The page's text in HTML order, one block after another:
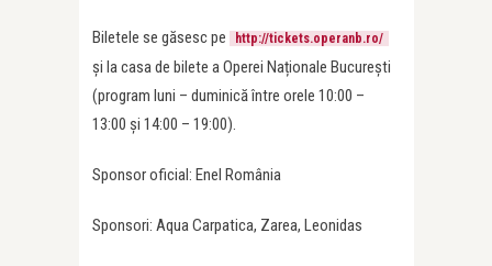
Biletele se găsesc pe http://tickets.operanb.ro/
și la casa de bilete a Operei Naționale București
(program luni – duminică între orele 10:00 –
13:00 și 14:00 – 19:00).
Sponsor oficial: Enel România
Sponsori: Aqua Carpatica, Zarea, Leonidas